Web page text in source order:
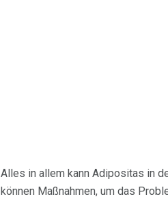
Alles in allem kann Adipositas in
können Maßnahmen, um das